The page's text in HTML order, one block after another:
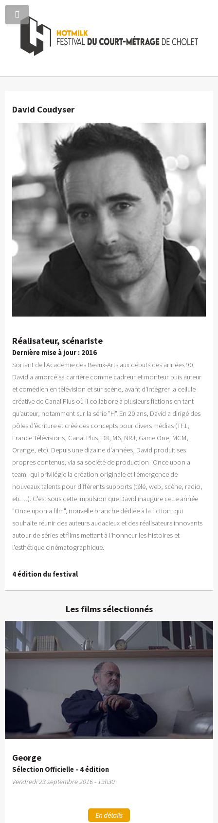
David Coudyser
Réalisateur, scénariste
Dernière mise à jour : 2016
Sortant de l'Académie des Beaux-Arts aux débuts des années 90,
David a amorcé sa carrière comme cadreur et monteur puis auteur
et comédien en télévision et sur scène, avant d'intégrer la cellule
créative de Canal Plus où il collabore à plusieurs fictions en tant
qu’auteur, notamment sur la série "H". En 20 ans, David a dirigé des
pôles d’écriture et créé des concepts pour divers médias (TF1,
France Télévisions, Canal Plus, D8, M6, NRJ, Game One, MCM,
Orange, etc). Depuis une dizaine d'années, David produit ses
propres contenus, via sa société de production "Once upon a
team" qui privilégie la création originale et l'émergence de
nouveaux talents pour différents supports (télé, web, scène, radio,
etc…). C'est sous cette impulsion que David inaugure cette année
"Once upon a film", nouvelle branche dédiée à la fiction, qui
souhaite réunir des auteurs audacieux et des réalisateurs innovants
autour de séries et films mettant à l'honneur les histoires et
l'esthétique cinématographique.
4 édition du festival
Les films sélectionnés
George
Sélection Officielle - 4 édition
Vendredi 23 septembre 2016 - 19h30
En détails